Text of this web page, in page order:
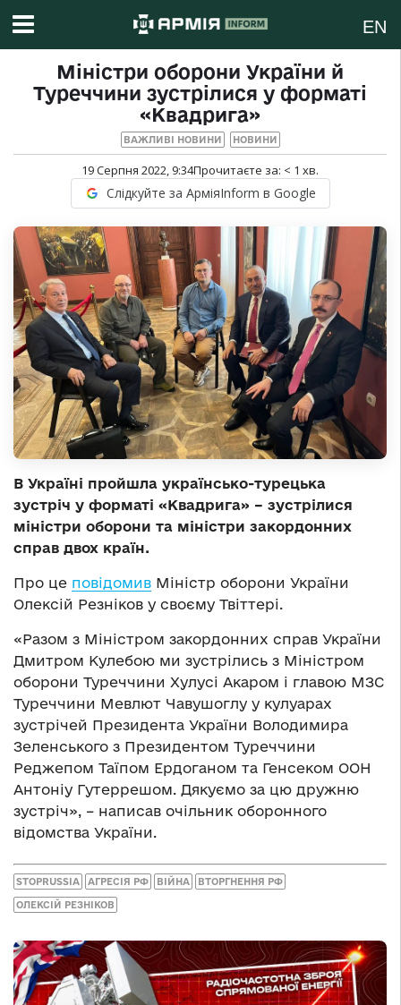
EN
Міністри оборони України й
Туреччини зустрілися у форматі
«Квадрига»
ВАЖЛИВІ НОВИНИ НОВИНИ
19 Серпня 2022, 9:34Прочитаєте за: < 1 хв.
Слідкуйте за АрміяInform в Google
В Україні пройшла українсько-турецька
зустріч у форматі «Квадрига» – зустрілися
міністри оборони та міністри закордонних
справ двох країн.
Про це повідомив Міністр оборони України
Олексій Резніков у своєму Твіттері.
«Разом з Міністром закордонних справ України
Дмитром Кулебою ми зустрілись з Міністром
оборони Туреччини Хулусі Акаром і главою МЗС
Туреччини Мевлют Чавушоглу у кулуарах
зустрічей Президента України Володимира
Зеленського з Президентом Туреччини
Реджепом Таїпом Ердоганом та Генсеком ООН
Антоніу Гутеррешом. Дякуємо за цю дружню
зустріч», – написав очільник оборонного
відомства України.
STOPRUSSIA АГРЕСІЯ РФ ВІЙНА ВТОРГНЕННЯ РФ
ОЛЕКСІЙ РЕЗНІКОВ